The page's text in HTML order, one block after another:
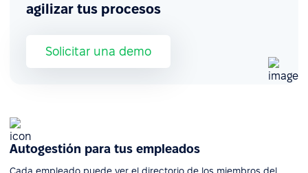
agilizar tus procesos
Solicitar una demo
Autogestión para tus empleados
Cada empleado puede ver el directorio de los miembros del